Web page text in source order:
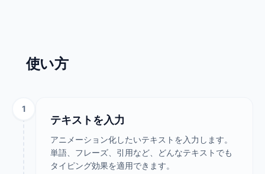
使い方
1
テキストを入力
アニメーション化したいテキストを入力します。
単語、フレーズ、引用など、どんなテキストでも
タイピング効果を適用できます。